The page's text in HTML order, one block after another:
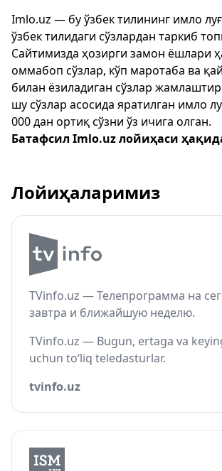
Imlo.uz — бу ўзбек тилининг имло
ўзбек тилидаги сўзлардан таркиб
Сайтимизда ҳозирги замон ёшлари
оммабоп сўзлар, кўп маротаба ва
билан ёзиладиган сўзлар
шу сўзлар асосида яратилган имло
000 дан ортиқ сўзни ўз ичига олган.
Батафсил Imlo.uz лойиҳаси
Лойиҳаларимиз
TVinfo.uz — Телепрограмма на
завтра и ближайшую неделю.
TVinfo.uz — Bugun, ertaga va
uchun to‘liq teledasturlar.
tvinfo.uz